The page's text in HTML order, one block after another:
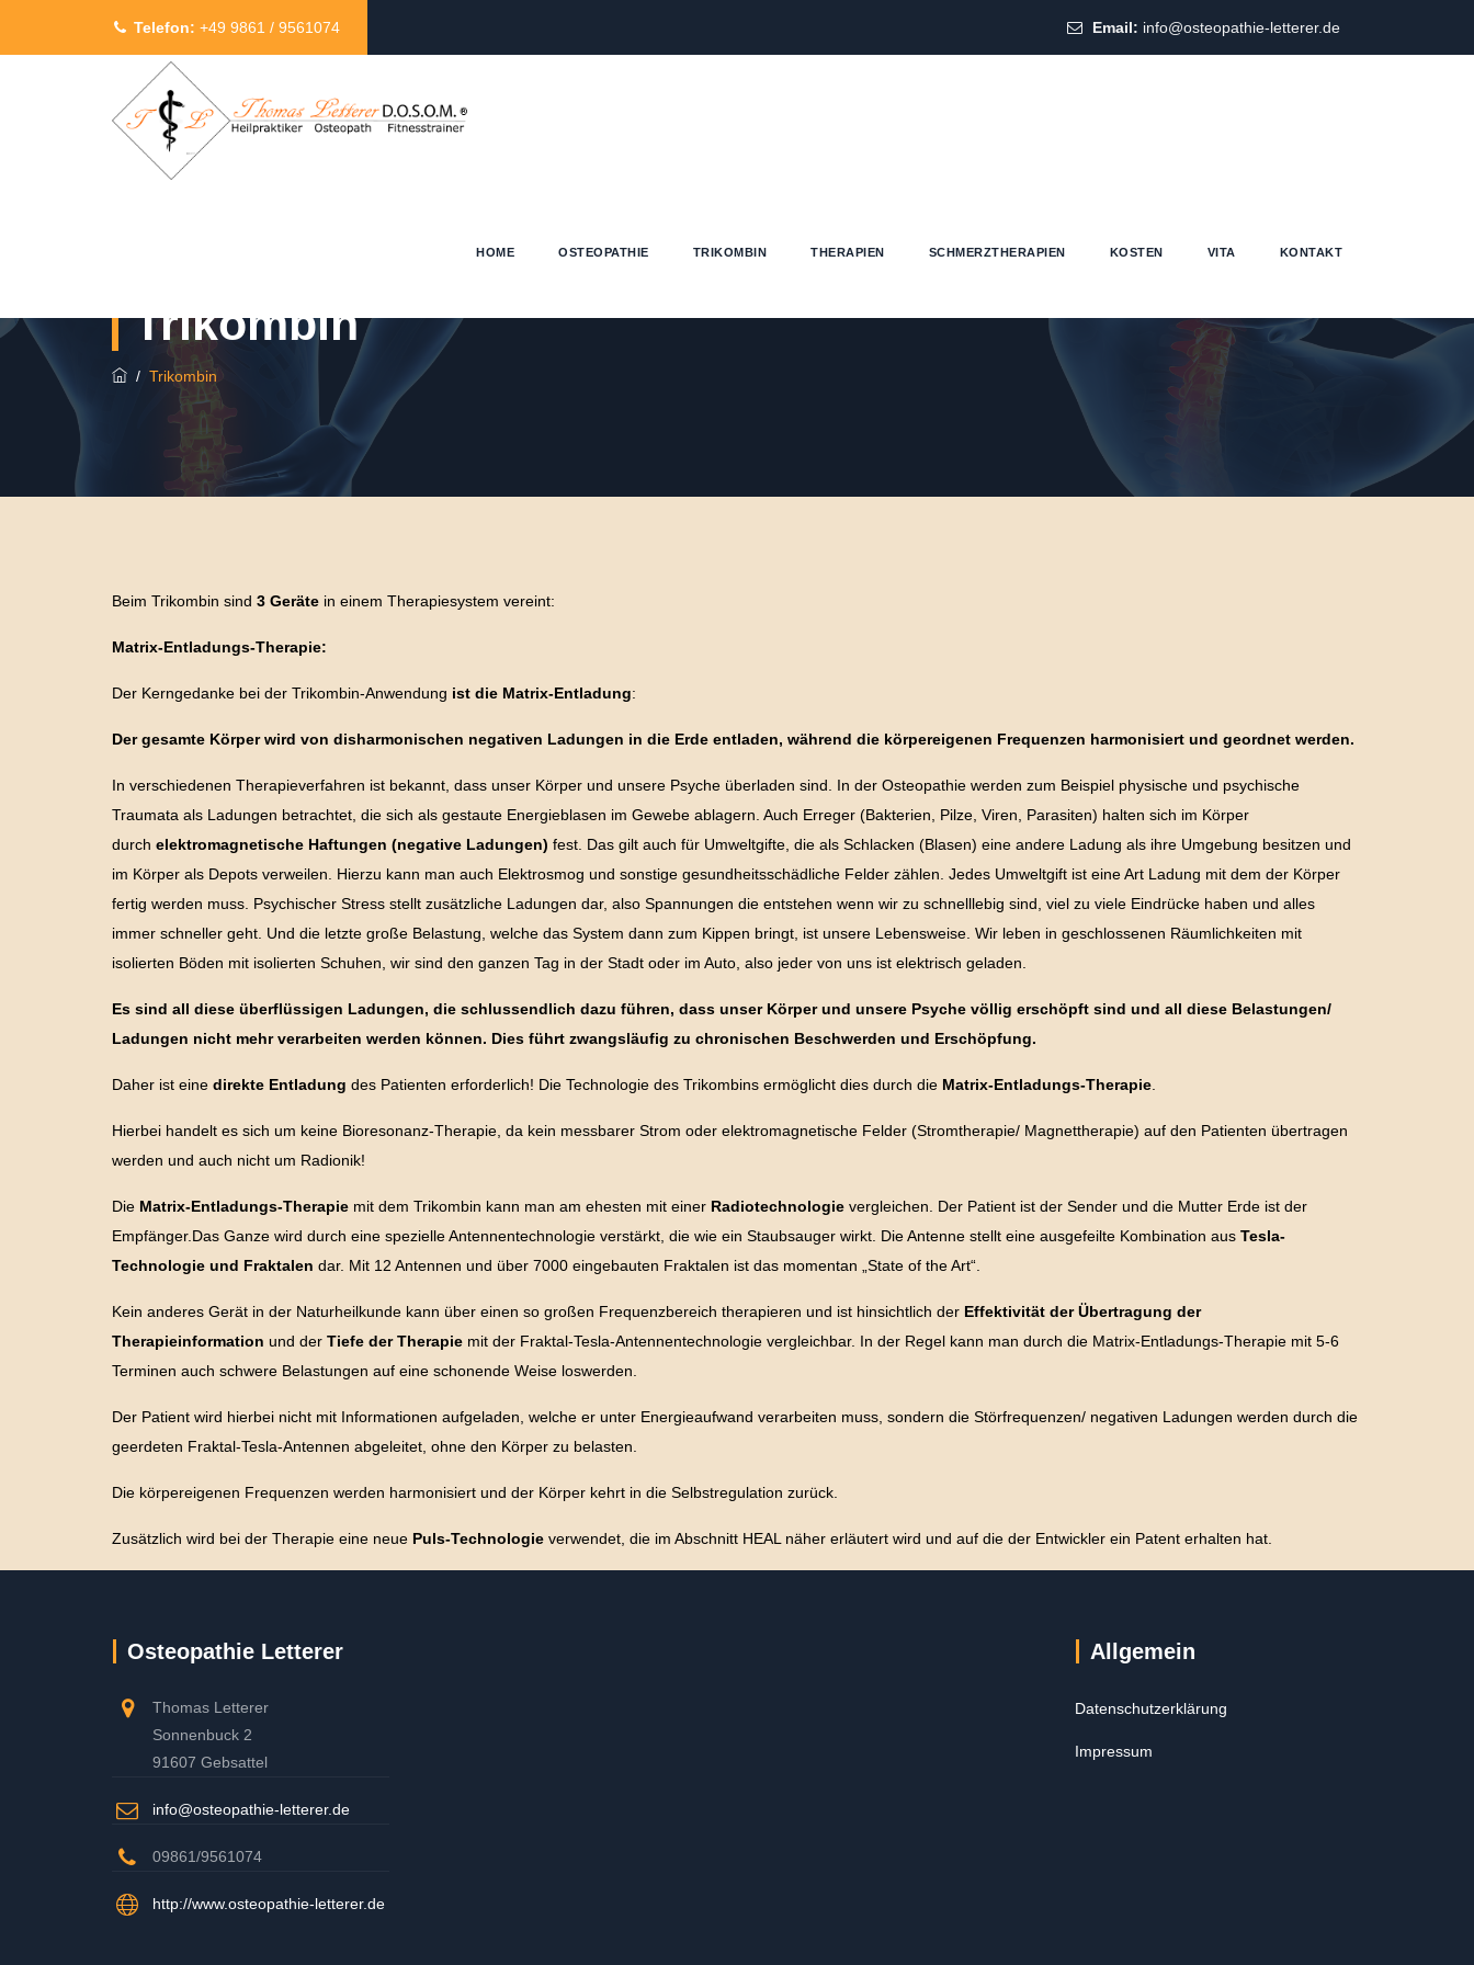
Telefon: +49 9861 / 9561074 Email: info@osteopathie-letterer.de
HOME OSTEOPATHIE TRIKOMBIN THERAPIEN SCHMERZTHERAPIEN KOSTEN VITA KONTAKT
Trikombin
/ Trikombin
Beim Trikombin sind 3 Geräte in einem Therapiesystem vereint:
Matrix-Entladungs-Therapie:
Der Kerngedanke bei der Trikombin-Anwendung ist die Matrix-Entladung:
Der gesamte Körper wird von disharmonischen negativen Ladungen in die Erde entladen, während die körpereigenen Frequenzen harmonisiert und geordnet werden.
In verschiedenen Therapieverfahren ist bekannt, dass unser Körper und unsere Psyche überladen sind. In der Osteopathie werden zum Beispiel physische und psychische
Traumata als Ladungen betrachtet, die sich als gestaute Energieblasen im Gewebe ablagern. Auch Erreger (Bakterien, Pilze, Viren, Parasiten) halten sich im Körper
durch elektromagnetische Haftungen (negative Ladungen) fest. Das gilt auch für Umweltgifte, die als Schlacken (Blasen) eine andere Ladung als ihre Umgebung besitzen und
im Körper als Depots verweilen. Hierzu kann man auch Elektrosmog und sonstige gesundheitsschädliche Felder zählen. Jedes Umweltgift ist eine Art Ladung mit dem der Körper
fertig werden muss. Psychischer Stress stellt zusätzliche Ladungen dar, also Spannungen die entstehen wenn wir zu schnelllebig sind, viel zu viele Eindrücke haben und alles
immer schneller geht. Und die letzte große Belastung, welche das System dann zum Kippen bringt, ist unsere Lebensweise. Wir leben in geschlossenen Räumlichkeiten mit
isolierten Böden mit isolierten Schuhen, wir sind den ganzen Tag in der Stadt oder im Auto, also jeder von uns ist elektrisch geladen.
Es sind all diese überflüssigen Ladungen, die schlussendlich dazu führen, dass unser Körper und unsere Psyche völlig erschöpft sind und all diese Belastungen/
Ladungen nicht mehr verarbeiten werden können. Dies führt zwangsläufig zu chronischen Beschwerden und Erschöpfung.
Daher ist eine direkte Entladung des Patienten erforderlich! Die Technologie des Trikombins ermöglicht dies durch die Matrix-Entladungs-Therapie
Hierbei handelt es sich um keine Bioresonanz-Therapie, da kein messbarer Strom oder elektromagnetische Felder (Stromtherapie/ Magnettherapie) auf den Patienten übertragen
werden und auch nicht um Radionik!
Die Matrix-Entladungs-Therapie mit dem Trikombin kann man am ehesten mit einer Radiotechnologie vergleichen. Der Patient ist der Sender und die Mutter Erde ist der
Empfänger.Das Ganze wird durch eine spezielle Antennentechnologie verstärkt, die wie ein Staubsauger wirkt. Die Antenne stellt eine ausgefeilte Kombination aus Tesla-
Technologie und Fraktalen dar. Mit 12 Antennen und über 7000 eingebauten Fraktalen ist das momentan „State of the Art“.
Kein anderes Gerät in der Naturheilkunde kann über einen so großen Frequenzbereich therapieren und ist hinsichtlich der Effektivität der Übertragung der
Therapieinformation und der Tiefe der Therapie mit der Fraktal-Tesla-Antennentechnologie vergleichbar. In der Regel kann man durch die Matrix-Entladungs-Therapie mit 5-6
Terminen auch schwere Belastungen auf eine schonende Weise loswerden.
Der Patient wird hierbei nicht mit Informationen aufgeladen, welche er unter Energieaufwand verarbeiten muss, sondern die Störfrequenzen/ negativen Ladungen werden durch die
geerdeten Fraktal-Tesla-Antennen abgeleitet, ohne den Körper zu belasten.
Die körpereigenen Frequenzen werden harmonisiert und der Körper kehrt in die Selbstregulation zurück.
Zusätzlich wird bei der Therapie eine neue Puls-Technologie verwendet, die im Abschnitt HEAL näher erläutert wird und auf die der Entwickler ein Patent erhalten hat.
Osteopathie Letterer
Thomas Letterer
Sonnenbuck 2
91607 Gebsattel
info@osteopathie-letterer.de
09861/9561074
http://www.osteopathie-letterer.de
Allgemein
Datenschutzerklärung
Impressum